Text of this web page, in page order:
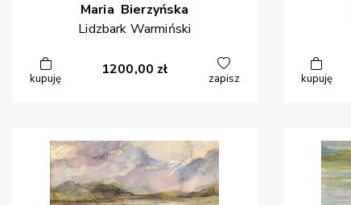
Maria Bierzyńska
Lidzbark Warmiński
kupuję
1200,00 zł
zapisz kupuję